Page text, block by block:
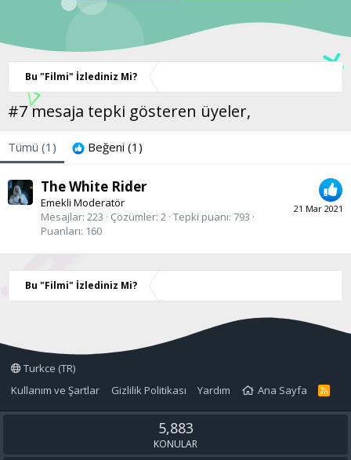
Bu "Filmi" İzlediniz Mi?
#7 mesaja tepki gösteren üyeler,
Tümü (1) Beğeni (1)
21 Mar 2021
The White Rider
Emekli Moderatör
Mesajlar 223 Çözümler 2 Tepki puanı 793
Puanları 160
Bu "Filmi" İzlediniz Mi?
Turkce (TR)
Kullanım ve Şartlar
Gizlilik Politikası Yardım Ana Sayfa
R
S
5,883
KONULAR